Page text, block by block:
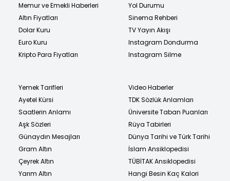
Memur ve Emekli Haberleri
Altın Fiyatları
Dolar Kuru
Euro Kuru
Kripto Para Fiyatları
Yol Durumu
Sinema Rehberi
TV Yayın Akışı
Instagram Dondurma
Instagram Silme
Yemek Tarifleri
Ayetel Kürsi
Saatlerin Anlamı
Aşk Sözleri
Günaydın Mesajları
Gram Altın
Çeyrek Altın
Yarım Altın
Video Haberler
TDK Sözlük Anlamları
Üniversite Taban Puanları
Rüya Tabirleri
Dünya Tarihi ve Türk Tarihi
İslam Ansiklopedisi
TÜBİTAK Ansiklopedisi
Hangi Besin Kaç Kalori